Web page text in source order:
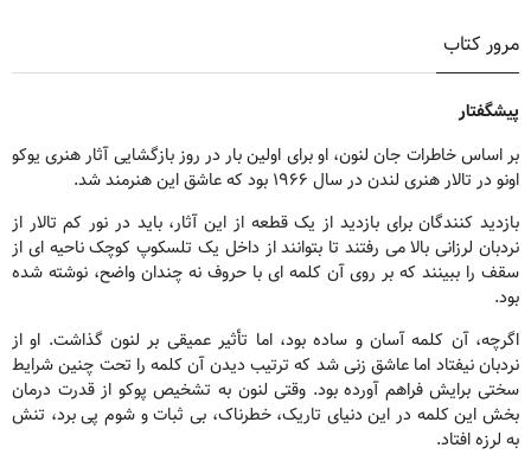
مرور کتاب
پیشگفتار
بر اساس خاطرات جان لنون، او برای اولین بار در روز بازگشایی آثار هنری یوکو
اونو در تالار هنری لندن در سال ۱۹۶۶ بود که عاشق این هنرمند شد.
بازدید کنندگان برای بازدید از یک قطعه از این آثار، باید در نور کم تالار از
نردبان لرزانی بالا می رفتند تا بتوانند از داخل یک تلسکوپ کوچک ناحیه ای از
سقف را ببینند که بر روی آن کلمه ای با حروف نه چندان واضح، نوشته شده
بود.
اگرچه، آن کلمه آسان و ساده بود، اما تأثیر عمیقی بر لنون گذاشت. او از
نردبان نیفتاد اما عاشق زنی شد که ترتیب دیدن آن کلمه را تحت چنین شرایط
سختی برایش فراهم آورده بود. وقتی لنون به تشخیص پوکو از قدرت درمان
بخش این کلمه در این دنیای تاریک، خطرناک، بی ثبات و شوم پی برد، تنش
به لرزه افتاد.